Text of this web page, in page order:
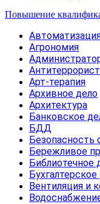
Повышение
Агрономия
Арт-терапия
Архивное дело
Архитектура
Банковское
БДД
Безопасность
Бережливое
Библиотечное
Бухгалтерское
Вентиляция и